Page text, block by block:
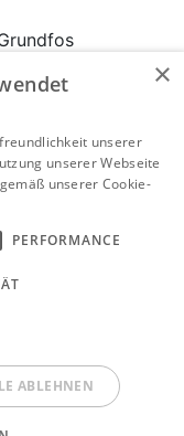
Multilift
×
unserer
unserer Webseite
unserer Cookie-
PERFORMANCE
ABLEHNEN